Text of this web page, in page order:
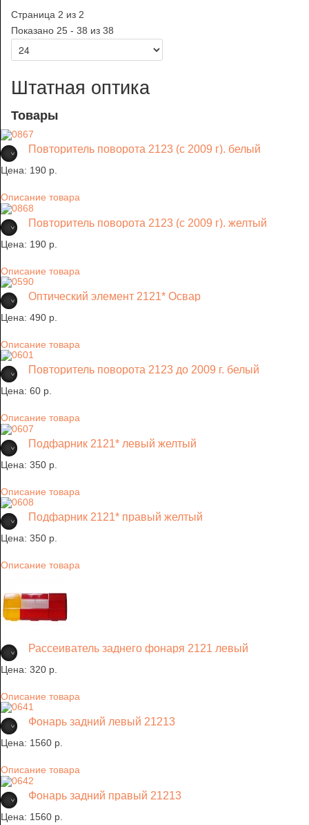
Страница 2 из 2
Показано 25 - 38 из 38
Штатная оптика
Товары
Повторитель поворота 2123 (с 2009 г). белый
Цена: 190 p.
Описание товара
Повторитель поворота 2123 (с 2009 г). желтый
Цена: 190 p.
Описание товара
Оптический элемент 2121* Освар
Цена: 490 p.
Описание товара
Повторитель поворота 2123 до 2009 г. белый
Цена: 60 p.
Описание товара
Подфарник 2121* левый желтый
Цена: 350 p.
Описание товара
Подфарник 2121* правый желтый
Цена: 350 p.
Описание товара
Рассеиватель заднего фонаря 2121 левый
Цена: 320 p.
Описание товара
Фонарь задний левый 21213
Цена: 1560 p.
Описание товара
Фонарь задний правый 21213
Цена: 1560 p.